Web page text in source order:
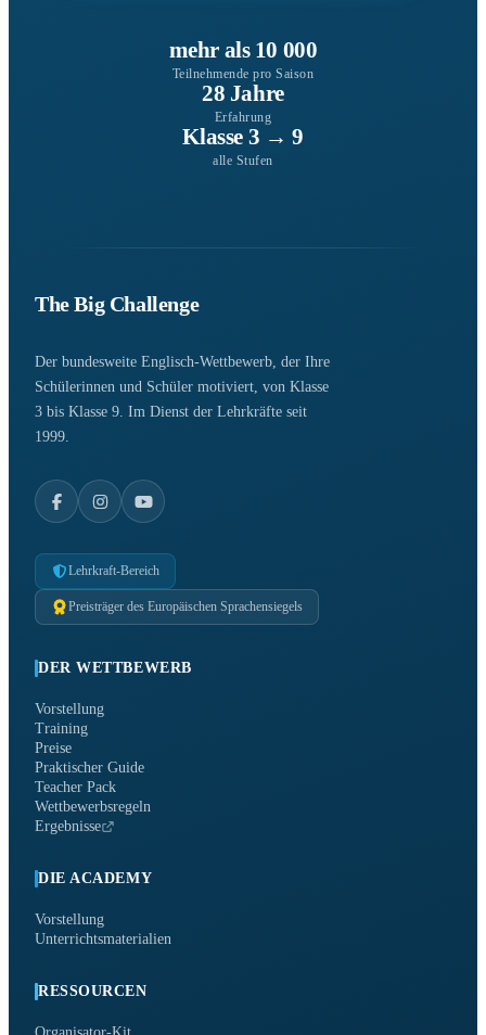
mehr als 10 000
Teilnehmende pro Saison
28 Jahre
Erfahrung
Klasse 3 → 9
alle Stufen
The Big Challenge
Der bundesweite Englisch-Wettbewerb, der Ihre
Schülerinnen und Schüler motiviert, von Klasse
3 bis Klasse 9. Im Dienst der Lehrkräfte seit
1999.
Lehrkraft-Bereich
Preisträger des Europäischen Sprachensiegels
DER WETTBEWERB
Vorstellung
Training
Preise
Praktischer Guide
Teacher Pack
Wettbewerbsregeln
Ergebnisse
DIE ACADEMY
Vorstellung
Unterrichtsmaterialien
RESSOURCEN